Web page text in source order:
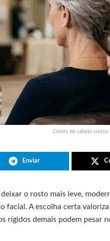
Cortes de cabelo curtos
Enviar
o rosto mais leve,
facial. A escolha certa
rígidos demais podem pesar